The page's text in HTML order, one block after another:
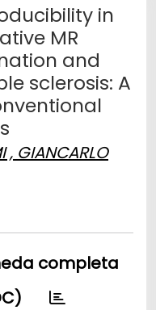
in
MR
and
sclerosis: A
, GIANCARLO
completa